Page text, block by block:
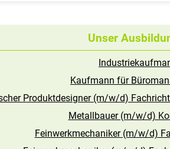
Unser
Kaufmann für
Produktdesigner (m/w/d)
Metallbauer (m/w/d)
Feinwerkmechaniker (m/w/d)